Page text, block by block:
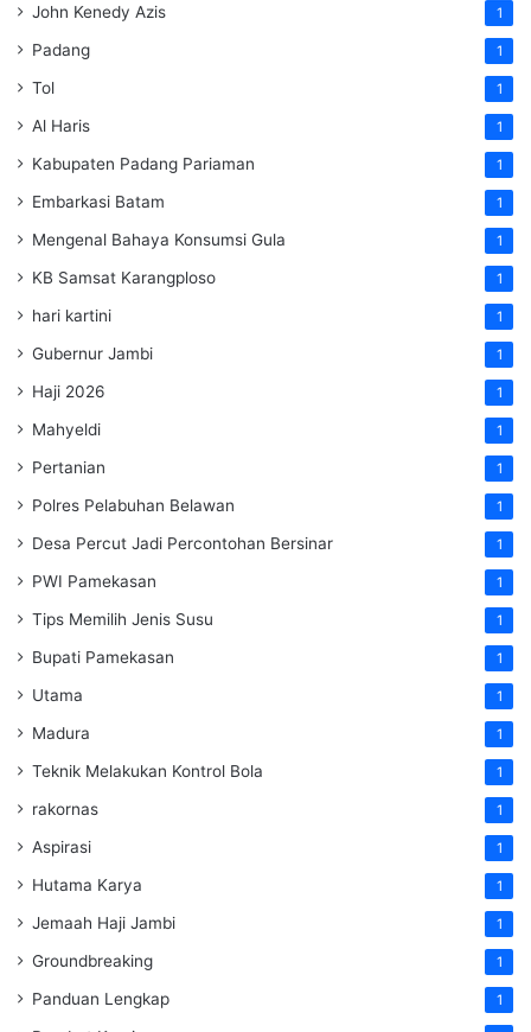
John Kenedy Azis 1
Padang 1
Tol 1
Al Haris 1
Kabupaten Padang Pariaman 1
Embarkasi Batam 1
Mengenal Bahaya Konsumsi Gula 1
KB Samsat Karangploso 1
hari kartini 1
Gubernur Jambi 1
Haji 2026 1
Mahyeldi 1
Pertanian 1
Polres Pelabuhan Belawan 1
Desa Percut Jadi Percontohan Bersinar 1
PWI Pamekasan 1
Tips Memilih Jenis Susu 1
Bupati Pamekasan 1
Utama 1
Madura 1
Teknik Melakukan Kontrol Bola 1
rakornas 1
Aspirasi 1
Hutama Karya 1
Jemaah Haji Jambi 1
Groundbreaking 1
Panduan Lengkap 1